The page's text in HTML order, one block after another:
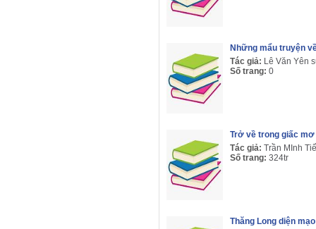
Những mẩu truyện
Tác giả: Lê Văn Yên
Số trang: 0
Trở về trong giấc mơ
Tác giả: Trần MInh
Số trang: 324tr
Thăng Long diện